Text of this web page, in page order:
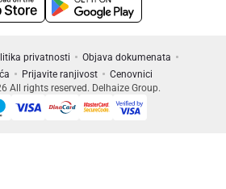
privatnosti
Objava dokumenata
Prijavite ranjivost
Cenovnici
All rights reserved. Delhaize Group.